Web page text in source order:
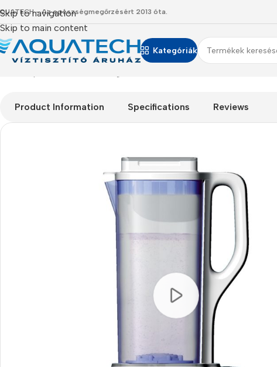
Skip to navigation
Skip to main content
- Az egészségmegőrzésért 2013 óta.
Kategóriák
Product Information Specifications Reviews